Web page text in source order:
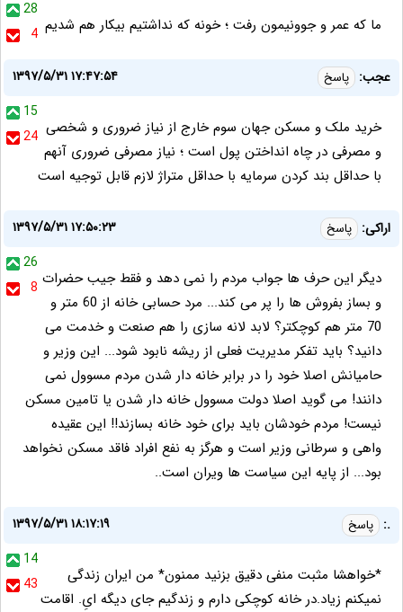
28
4 ما که عمر و جوونیمون رفت ؛ خونه که نداشتیم بیکار هم شدیم
عجب: پاسخ
۱۳۹۷/۵/۳۱ ۱۷:۴۷:۵۴
15
24 خرید ملک و مسکن جهان سوم خارج از نیاز ضروری و شخصی
و مصرفی در چاه انداختن پول است ؛ نیاز مصرفی ضروری آنهم
با حداقل بند کردن سرمایه با حداقل متراژ لازم قابل توجیه است
اراکی: پاسخ
۱۳۹۷/۵/۳۱ ۱۷:۵۰:۲۳
26
8 دیگر این حرف ها جواب مردم را نمی دهد و فقط جیب حضرات
و بساز بفروش ها را پر می کند... مرد حسابی خانه از 60 متر و
70 متر هم کوچکتر؟ لابد لانه سازی را هم صنعت و خدمت می
دانید؟ باید تفکر مدیریت فعلی از ریشه نابود شود... این وزیر و
حامیانش اصلا خود را در برابر خانه دار شدن مردم مسوول نمی
دانند! می گوید اصلا دولت مسوول خانه دار شدن یا تامین مسکن
نیست! مردم خودشان باید برای خود خانه بسازند!! این عقیده
واهی و سرطانی وزیر است و هرگز به نفع افراد فاقد مسکن نخواهد
بود... از پایه این سیاست ها ویران است..
.: پاسخ
۱۳۹۷/۵/۳۱ ۱۸:۱۷:۱۹
14
43
*خواهشا مثبت منفی دقیق بزنید ممنون* من ایران زندگی
نمیکنم زیاد.در خانه کوچکی دارم و زندگیم جای دیگه ایِ. اقامت